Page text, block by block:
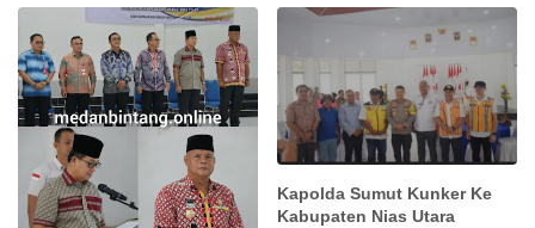
Kapolda Sumut Kunker Ke
Kabupaten Nias Utara